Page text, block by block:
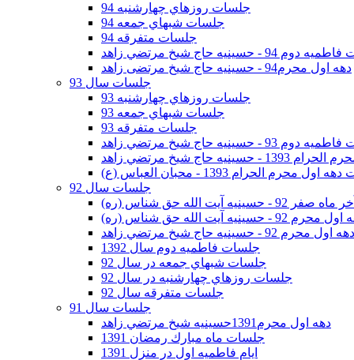
جلسات روزهاي چهارشنبه 94
جلسات شبهاي جمعه 94
جلسات متفرقه 94
94 - حسينيه حاج شيخ مرتضي زاهد
دهه اول محرم94 - حسینیه حاج شیخ مرتضی زاهد
جلسات سال 93
جلسات روزهاي چهارشنبه 93
جلسات شبهاي جمعه 93
جلسات متفرقه 93
93 - حسينيه حاج شيخ مرتضي زاهد
حاج شيخ مرتضي زاهد
محرم الحرام 1393 - محبان العباس (ع)
جلسات سال 92
92 - حسينيه آيت الله حق شناس (ره)
92 - حسينيه آيت الله حق شناس (ره)
دهه اول محرم 92 - حسينيه حاج شيخ مرتضي زاهد
جلسات فاطميه دوم سال 1392
جلسات شبهاي جمعه در سال 92
جلسات روزهاي چهارشنبه در سال 92
جلسات متفرقه سال 92
جلسات سال 91
دهه اول محرم1391حسينيه شيخ مرتضي زاهد
جلسات ماه مبارك رمضان 1391
ايام فاطميه اول در منزل 1391